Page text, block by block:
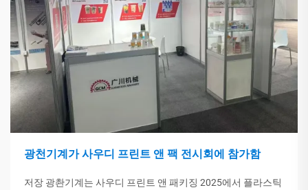
광천기계가 사우디 프린트 앤 팩 전시회에 참가함
저장 광촨기계는 사우디 프린트 앤 패키징 2025에서 플라스틱